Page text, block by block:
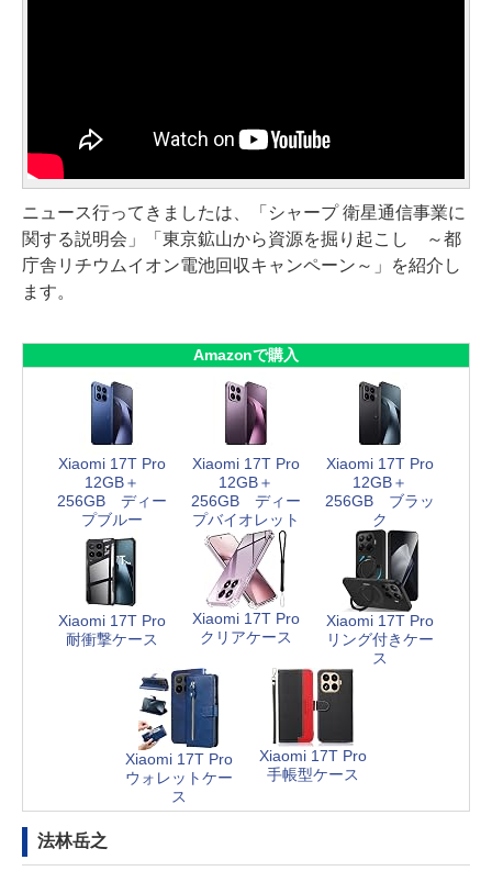
ニュース行ってきましたは、「シャープ 衛星通信事業に
関する説明会」「東京鉱山から資源を掘り起こし ～都
庁舎リチウムイオン電池回収キャンペーン～」を紹介し
ます。
Amazonで購入
Xiaomi 17T Pro
12GB＋
256GB ディー
プブルー
Xiaomi 17T Pro
12GB＋
256GB ディー
プバイオレット
Xiaomi 17T Pro
12GB＋
256GB ブラッ
ク
Xiaomi 17T Pro
耐衝撃ケース
Xiaomi 17T Pro
クリアケース
Xiaomi 17T Pro
リング付きケー
ス
Xiaomi 17T Pro
ウォレットケー
ス
Xiaomi 17T Pro
手帳型ケース
法林岳之